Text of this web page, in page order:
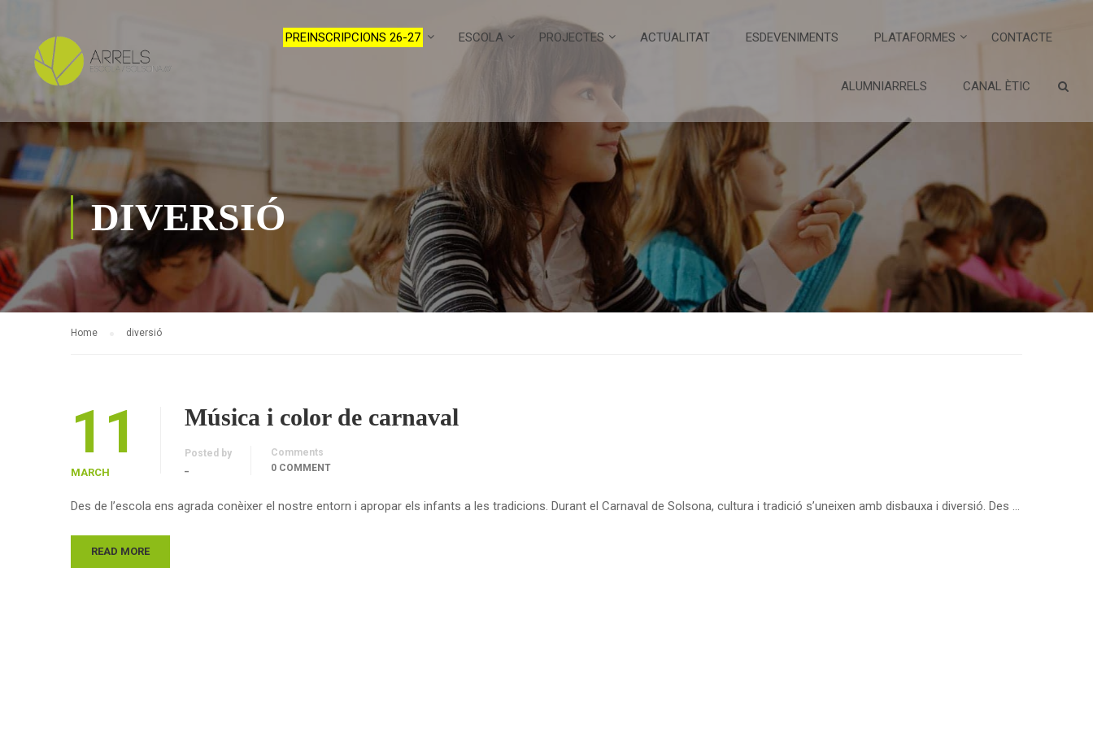
PREINSCRIPCIONS 26-27 ESCOLA PROJECTES ACTUALITAT ESDEVENIMENTS PLATAFORMES CONTACTE
ALUMNIARRELS CANAL ÈTIC
DIVERSIÓ
Home diversió
11
MARCH
Música i color de carnaval
Posted by
Comments
0 COMMENT
Des de l’escola ens agrada conèixer el nostre entorn i apropar els infants a les tradicions. Durant el Carnaval de Solsona, cultura i tradició s’uneixen amb disbauxa i diversió. Des …
READ MORE